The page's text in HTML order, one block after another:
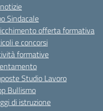
Sindacale
offerta formativa
e concorsi
formative
Studio Lavoro
Bullismo
di istruzione